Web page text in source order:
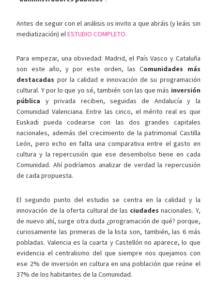
Antes de seguir con el análisis os invito a que abráis (y leáis sin
mediatización) elESTUDIO COMPLETO.
Para empezar, una obviedad: Madrid, el País Vasco y Cataluña
son este año, y por este orden, las Comunidades más
destacadas por la calidad e innovación de su programación
cultural. Y por lo que yo sé, también son las que más inversión
pública y privada reciben, seguidas de Andalucía y la
Comunidad Valenciana. Entre las cinco, el mérito real es que
Euskadi pueda codearse con las dos grandes capitales
nacionales, además del crecimiento de la patrimonial Castilla
León, pero echo en falta una comparativa entre el gasto en
cultura y la repercusión que ese desembolso tiene en cada
Comunidad. Ahí podríamos analizar de verdad la repercusión
de cada propuesta.
El segundo punto del estudio se centra en la calidad y la
innovación de la oferta cultural de las ciudades nacionales. Y,
de nuevo ahí, surge otra duda ¿programación de qué? porque,
curiosamente las primeras de la lista son, también, las 6 más
pobladas. Valencia es la cuarta y Castellón no aparece, lo que
evidencia el centralismo del que siempre nos quejamos con
ese 2% de inversión en cultura en una población que reúne el
37% de los habitantes de la Comunidad.